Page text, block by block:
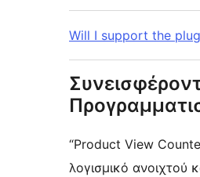
Will I support the
“Product View
λογισμικό ανοιχτού